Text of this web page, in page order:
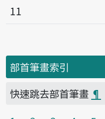
11
部首筆畫索引
快速跳去部首筆畫 ¶